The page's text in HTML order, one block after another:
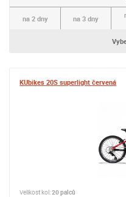
na 2 dny
na 3 dny
KUbikes 20S superlight červená
Velikost kol:20 palců